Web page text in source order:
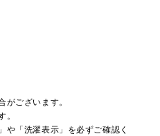
がございます。
。
「洗濯表示」を必ずご確認く